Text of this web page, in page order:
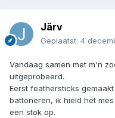
Järv
Geplaatst: 4
Vandaag samen met m'n
uitgeprobeerd.
Eerst feathersticks
battoneren, ik hield het
een stok op.